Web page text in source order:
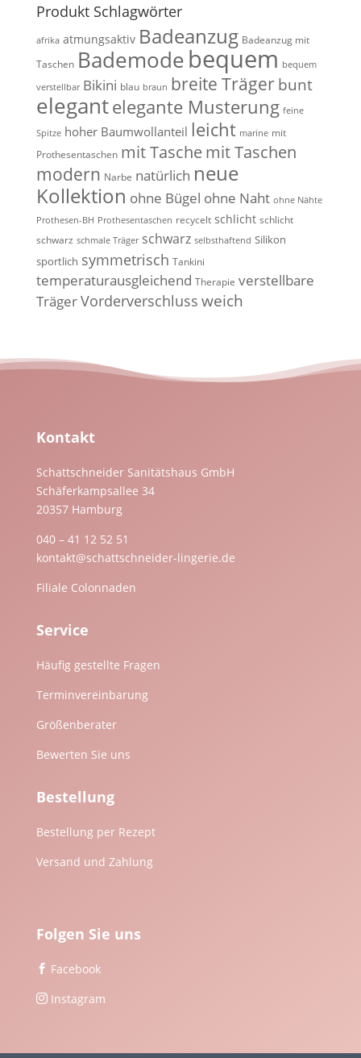
Produkt Schlagwörter
afrika atmungsaktiv Badeanzug Badeanzug mit
Taschen Bademodebequem bequem
verstellbar Bikini blau braun breite Träger bunt
elegantelegante Musterung feine
Spitze hoher Baumwollanteil leicht marine mit
Prothesentaschen mit Taschemit Taschen
modern Narbe natürlich neue
Kollektion ohne Bügel ohne Naht ohne Nähte
Prothesen-BH Prothesentaschen recycelt schlicht schlicht
schwarz schmale Träger schwarz selbsthaftend Silikon
sportlich symmetrisch Tankini
temperaturausgleichend Therapie verstellbare
TrägerVorderverschluss weich
Kontakt
Schattschneider Sanitätshaus GmbH
Schäferkampsallee 34
20357 Hamburg
040 – 41 12 52 51
kontakt@schattschneider-lingerie.de
Filiale Colonnaden
Service
Häufig gestellte Fragen
Terminvereinbarung
Größenberater
Bewerten Sie uns
Bestellung
Bestellung per Rezept
Versand und Zahlung
Folgen Sie uns
 Facebook
 Instagram